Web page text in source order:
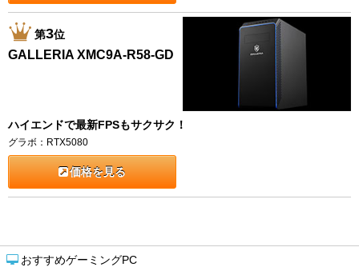
おすすめゲーミングPC
第3位
GALLERIA XMC9A-R58-GD
ハイエンドで最新FPSもサクサク！
グラボ：RTX5080
価格を見る